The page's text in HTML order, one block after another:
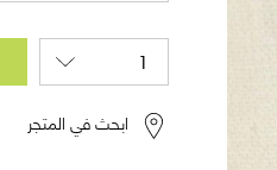
ابحث في المتجر